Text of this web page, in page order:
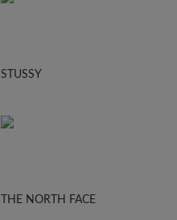
STUSSY
THE NORTH FACE